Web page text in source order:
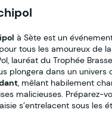
à Sète est un
pour tous les amoureux de
lauréat du Trophée
plongera dans un univers
, mêlant habilement
malicieuses. Préparez-
s’entrelacent sous les